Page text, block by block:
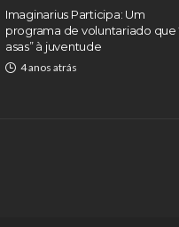
Imaginarius Participa: Um
programa de voluntariado que
asas” à juventude
4 anos atrás